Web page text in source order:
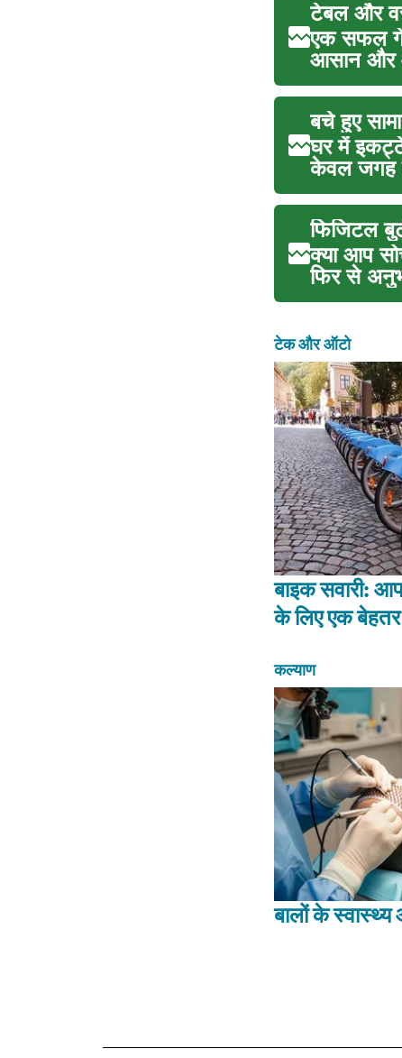
टेबल और
एक सफल
आसान और
बचे हुए
घर में इकट्ठे
केवल जगह
फिजिटल
क्या आप
फिर से
टेक और ऑटो
बाइक सवारी:
के लिए एक
कल्याण
बालों के स्वास्थ्य